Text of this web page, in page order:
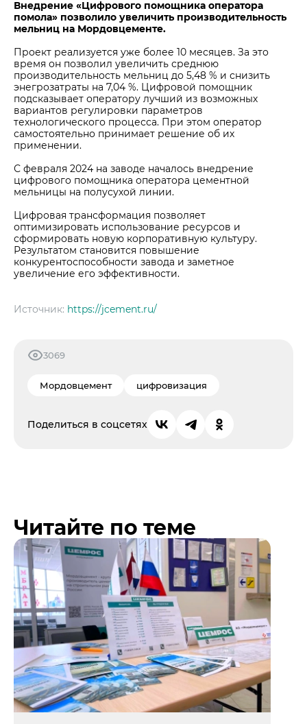
Внедрение «Цифрового помощника оператора
помола» позволило увеличить производительность
мельниц на Мордовцементе.
Проект реализуется уже более 10 месяцев. За это
время он позволил увеличить среднюю
производительность мельниц до 5,48 % и снизить
энегрозатраты на 7,04 %. Цифровой помощник
подсказывает оператору лучший из возможных
вариантов регулировки параметров
технологического процесса. При этом оператор
самостоятельно принимает решение об их
применении.
С февраля 2024 на заводе началось внедрение
цифрового помощника оператора цементной
мельницы на полусухой линии.
Цифровая трансформация позволяет
оптимизировать использование ресурсов и
сформировать новую корпоративную культуру.
Результатом становится повышение
конкурентоспособности завода и заметное
увеличение его эффективности.
Источник: https://jcement.ru/
3069
Мордовцемент цифровизация
Поделиться в соцсетях
Читайте по теме
Центры дистрибуции
Реализация ТМЦ и непрофильных активов
Политика в области закупок
В помощь поставщику
Не только цемент
Люди ЦЕМРОСа
Технологии и тренды
Издание для клиентов
Аналитика цементной отрасли
Медиабанк
Пресса о нас
Контакты
Контакты
Служба доверия